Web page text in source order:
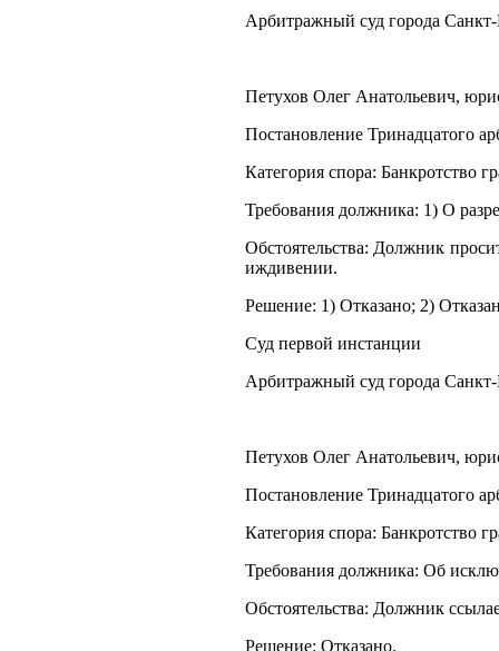
Арбитражный суд города
Петухов Олег Анатольевич,
Постановление Тринадцатого
Категория спора: Банкротство
Требования должника: 1) О
Обстоятельства: Должник
иждивении.
Решение: 1) Отказано; 2)
Суд первой инстанции
Арбитражный суд города
Петухов Олег Анатольевич,
Постановление Тринадцатого
Категория спора: Банкротство
Требования должника: Об
Обстоятельства: Должник
Решение: Отказано.